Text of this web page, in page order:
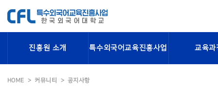
진흥원 소개 특수외국어교육진흥사업 교육과
HOME 커뮤니티 공지사항